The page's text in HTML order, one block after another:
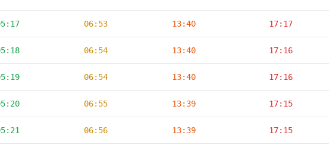
06:53 13:40 17:17
06:54 13:40 17:16
06:54 13:40 17:16
06:55 13:39 17:15
06:56 13:39 17:15